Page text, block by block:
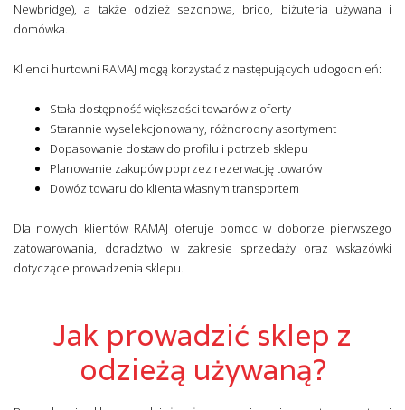
Newbridge), a także odzież sezonowa, brico, biżuteria używana i
domówka.
Klienci hurtowni RAMAJ mogą korzystać z następujących udogodnień:
Stała dostępność większości towarów z oferty
Starannie wyselekcjonowany, różnorodny asortyment
Dopasowanie dostaw do profilu i potrzeb sklepu
Planowanie zakupów poprzez rezerwację towarów
Dowóz towaru do klienta własnym transportem
Dla nowych klientów RAMAJ oferuje pomoc w doborze pierwszego
zatowarowania, doradztwo w zakresie sprzedaży oraz wskazówki
dotyczące prowadzenia sklepu.
Jak prowadzić sklep z
odzieżą używaną?